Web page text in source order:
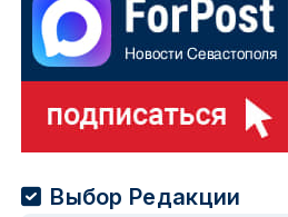
Выбор Редакции